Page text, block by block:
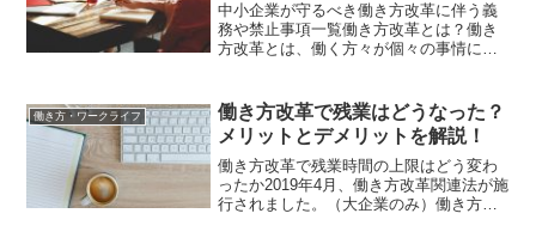
中小企業が守るべき働き方改革に伴う義
務や禁止事項一覧働き方改革とは？働き
方改革とは、働く方々が個々の事情に応
と厚生労働省から発表されています。日
本の労働力人口は少子高齢化...
働き方・ワークライフ
働き方改革で残業はどうなった？
メリットとデメリットを解説！
働き方改革で残業時間の上限はどう変わ
ったか2019年4月、働き方改革関連法が施
行されました。（大企業のみ）働き方改